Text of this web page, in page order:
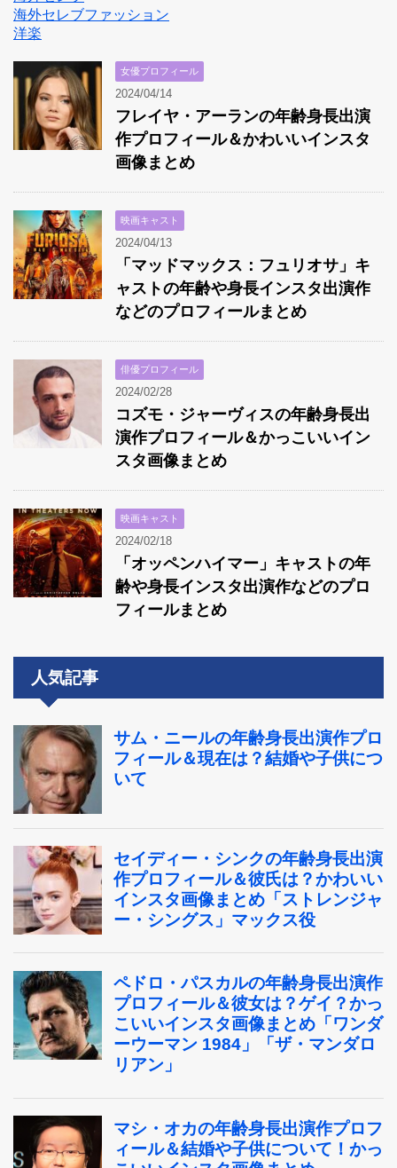
海外セレブファッション
洋楽
女優プロフィール
2024/04/14
フレイヤ・アーランの年齢身長出演
作プロフィール＆かわいいインスタ
画像まとめ
映画キャスト
2024/04/13
「マッドマックス：フュリオサ」キ
ャストの年齢や身長インスタ出演作
などのプロフィールまとめ
俳優プロフィール
2024/02/28
コズモ・ジャーヴィスの年齢身長出
演作プロフィール＆かっこいいイン
スタ画像まとめ
映画キャスト
2024/02/18
「オッペンハイマー」キャストの年
齢や身長インスタ出演作などのプロ
フィールまとめ
人気記事